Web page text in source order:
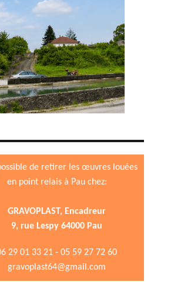
de retirer les œuvres louées
en point relais à Pau chez:
GRAVOPLAST, Encadreur
9, rue Lespy 64000 Pau
29 01 33 21 - 05 59 27 72 60
gravoplast64@gmail.com